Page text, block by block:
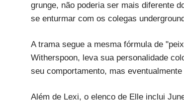
grunge, não poderia ser mais diferente
se enturmar com os colegas
A trama segue a mesma fórmula de
Witherspoon, leva sua personalidade
seu comportamento, mas
Além de Lexi, o elenco de Elle inclui